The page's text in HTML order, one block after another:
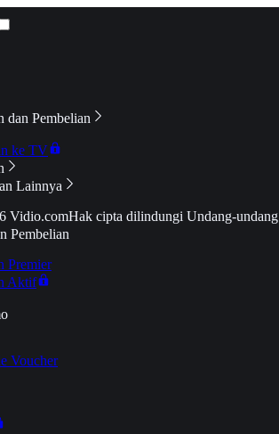
dan Pembelian
ke TV
Lainnya
Vidio.comHak cipta dilindungi Undang-undang
Pembelian
Premier
Aktif
Voucher